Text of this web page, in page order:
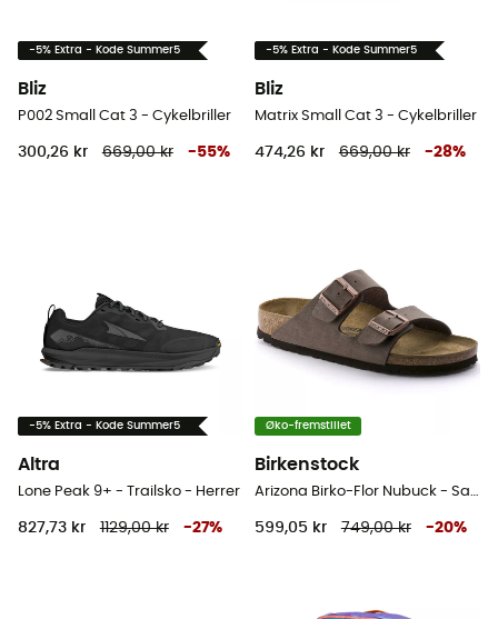
-5% Extra - Kode Summer5
Bliz
P002 Small Cat 3 - Cykelbriller
300,26 kr 669,00 kr -55%
-5% Extra - Kode Summer5
Bliz
Matrix Small Cat 3 - Cykelbriller
474,26 kr 669,00 kr -28%
-5% Extra - Kode Summer5
Altra
Lone Peak 9+ - Trailsko - Herrer
827,73 kr 1129,00 kr -27%
Øko-fremstillet
Birkenstock
Arizona Birko-Flor Nubuck - Sandaler
599,05 kr 749,00 kr -20%